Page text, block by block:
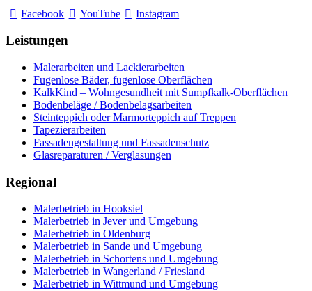
Facebook
YouTube Instagram
Leistungen
Malerarbeiten und Lackierarbeiten
Fugenlose Bäder, fugenlose Oberflächen
KalkKind – Wohngesundheit mit Sumpfkalk-Oberflächen
Bodenbeläge / Bodenbelagsarbeiten
Steinteppich oder Marmorteppich auf Treppen
Tapezierarbeiten
Fassadengestaltung und Fassadenschutz
Glasreparaturen / Verglasungen
Regional
Malerbetrieb in Hooksiel
Malerbetrieb in Jever und Umgebung
Malerbetrieb in Oldenburg
Malerbetrieb in Sande und Umgebung
Malerbetrieb in Schortens und Umgebung
Malerbetrieb in Wangerland / Friesland
Malerbetrieb in Wittmund und Umgebung